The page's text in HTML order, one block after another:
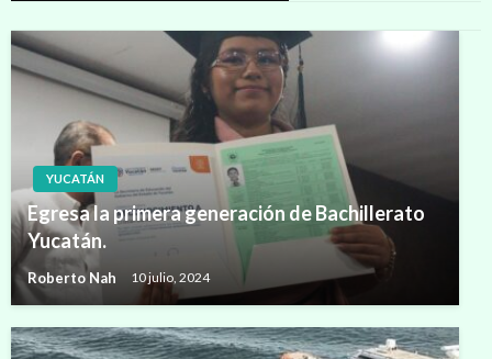
YUCATÁN
Egresa la primera generación de Bachillerato
Yucatán.
Roberto Nah 10 julio, 2024